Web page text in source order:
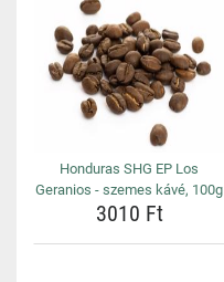
Honduras SHG EP Los
Geranios - szemes kávé, 100g
3010 Ft